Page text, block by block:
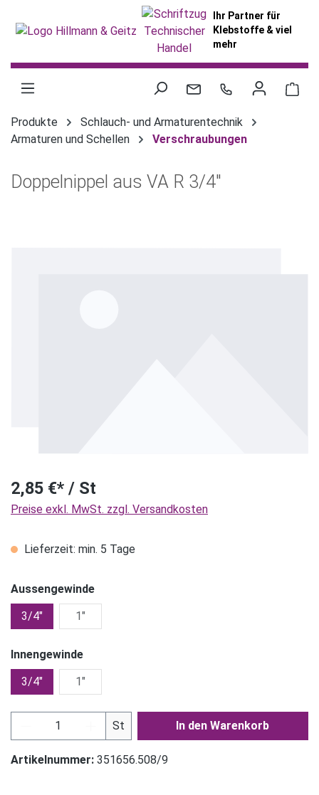
Ihr Partner für
Klebstoffe & viel
mehr
Produkte
Schlauch- und Armaturentechnik
Armaturen und Schellen
Verschraubungen
Doppelnippel aus VA R 3/4"
2,85 €* / St
Preise exkl. MwSt. zzgl. Versandkosten
Lieferzeit: min. 5 Tage
Aussengewinde
3/4"
1"
Innengewinde
3/4"
1"
Produkt Anzahl: Gib den gewünschten Wert
St In den Warenkorb
Artikelnummer: 351656.508/9